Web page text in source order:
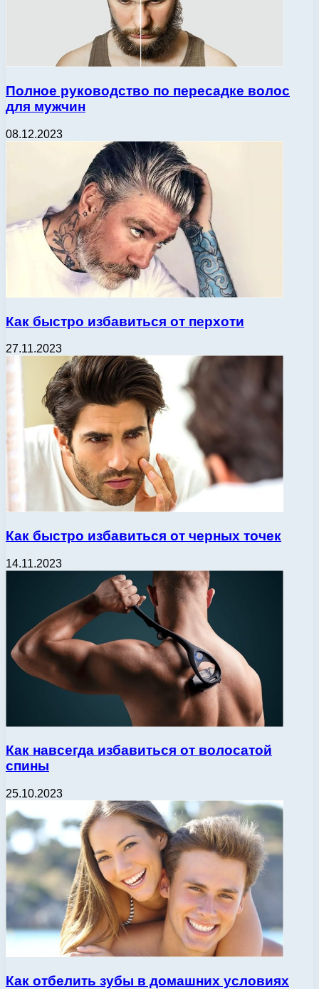
Полное руководство по пересадке волос
для мужчин
08.12.2023
Как быстро избавиться от перхоти
27.11.2023
Как быстро избавиться от черных точек
14.11.2023
Как навсегда избавиться от волосатой
спины
25.10.2023
Как отбелить зубы в домашних условиях